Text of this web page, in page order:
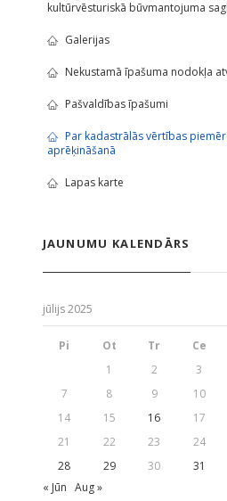
kultūrvēsturiskā būvmantojuma
Galerijas
Nekustamā īpašuma nodokļa
Pašvaldības īpašumi
Par kadastrālās vērtības
aprēķināšanā
Lapas karte
JAUNUMU KALENDĀRS
jūlijs 2025
Pi Ot Tr Ce
1
2 3
7
8 9 10
14
15 16 17
21
22 23 24
28
29 30
31
« Jūn Aug »